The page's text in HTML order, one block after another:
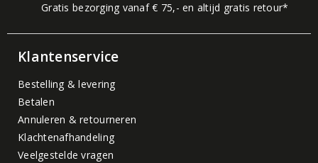
Gratis bezorging vanaf € 75,- en altijd gratis retour*
Klantenservice
Bestelling & levering
Betalen
Annuleren & retourneren
Klachtenafhandeling
Veelgestelde vragen